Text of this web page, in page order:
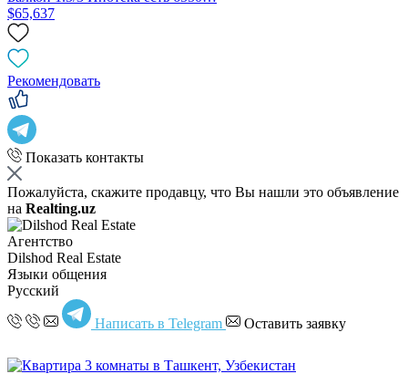
$65,637
Рекомендовать
Показать контакты
Пожалуйста, скажите продавцу, что Вы нашли это объявление
на Realting.uz
Агентство
Dilshod Real Estate
Языки общения
Русский
Написать в Telegram Оставить заявку